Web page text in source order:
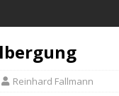
Reinhard Fallmann